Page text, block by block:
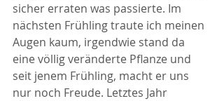
sicher erraten was passierte. Im
nächsten Frühling traute ich meinen
Augen kaum, irgendwie stand da
eine völlig veränderte Pflanze und
seit jenem Frühling, macht er uns
nur noch Freude. Letztes Jahr